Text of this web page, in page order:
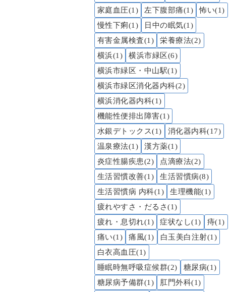
家庭血圧(1)
左下腹部痛(1)
怖い(1)
慢性下痢(1)
日中の眠気(1)
有害金属検査(1)
栄養療法(2)
横浜(1)
横浜市緑区(6)
横浜市緑区・中山駅(1)
横浜市緑区消化器内科(2)
横浜消化器内科(1)
機能性便排出障害(1)
水銀デトックス(1)
消化器内科(17)
温泉療法(1)
漢方薬(1)
炎症性腸疾患(2)
点滴療法(2)
生活習慣改善(1)
生活習慣病(8)
生活習慣病 内科(1)
生理機能(1)
疲れやすさ・だるさ(1)
疲れ・息切れ(1)
症状なし(1)
痔(1)
痛い(1)
痛風(1)
白玉美白注射(1)
白衣高血圧(1)
睡眠時無呼吸症候群(2)
糖尿病(1)
糖尿病予備群(1)
肛門外科(1)